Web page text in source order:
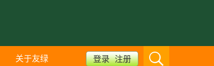
关于友绿 登录 注册